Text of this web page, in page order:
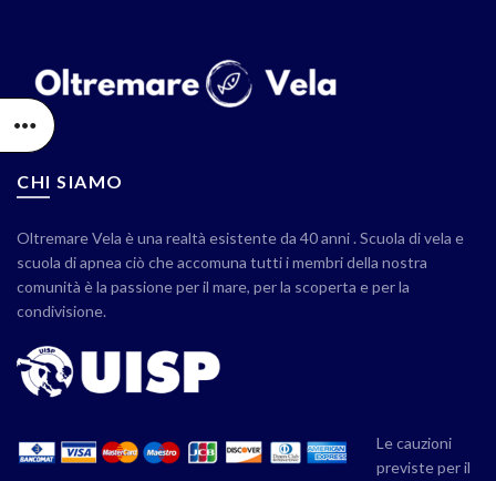
CHI SIAMO
Oltremare Vela è una realtà esistente da 40 anni . Scuola di vela e
scuola di apnea ciò che accomuna tutti i membri della nostra
comunità è la passione per il mare, per la scoperta e per la
condivisione.
Le cauzioni
previste per il